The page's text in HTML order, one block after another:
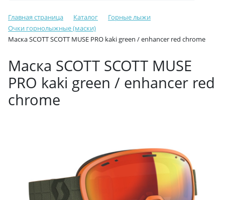
Главная страница Каталог
Горные лыжи
Очки горнолыжные (маски)
Маска SCOTT SCOTT MUSE PRO kaki green / enhancer red chrome
Маска SCOTT SCOTT MUSE
PRO kaki green / enhancer red
chrome